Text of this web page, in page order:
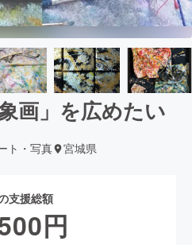
画」を広めたい
ト・写真 宮城県
支援総額
円